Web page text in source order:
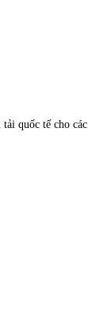
quốc tế cho các